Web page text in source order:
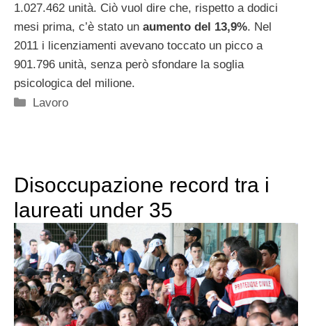
1.027.462 unità. Ciò vuol dire che, rispetto a dodici
mesi prima, c’è stato un aumento del 13,9%. Nel
2011 i licenziamenti avevano toccato un picco a
901.796 unità, senza però sfondare la soglia
psicologica del milione.
Categorie
Lavoro
Disoccupazione record tra i
laureati under 35